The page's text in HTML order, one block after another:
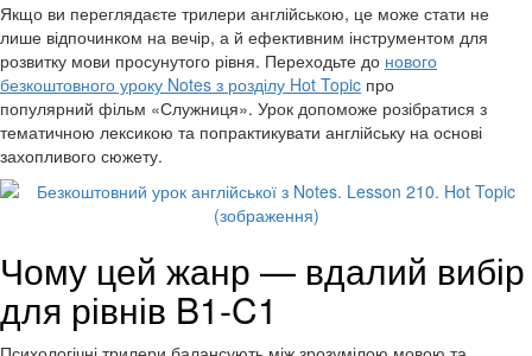
Якщо ви переглядаєте трилери англійською, це може стати не
лише відпочинком на вечір, а й ефективним інструментом для
розвитку мови просунутого рівня. Переходьте до нового
безкоштовного уроку Notes з розділу Hot Topic про
популярний фільм «Служниця». Урок допоможе розібратися з
тематичною лексикою та попрактикувати англійську на основі
захопливого сюжету.
Чому цей жанр — вдалий вибір
для рівнів B1-C1